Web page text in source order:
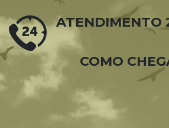
ATENDIMENTO
COMO